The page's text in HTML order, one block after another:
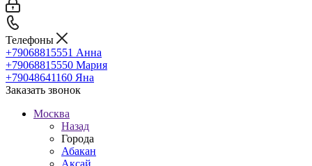
Телефоны
+79068815551 Анна
+79068815550 Мария
+79048641160 Яна
Заказать звонок
Москва
Назад
Города
Абакан
Аксай